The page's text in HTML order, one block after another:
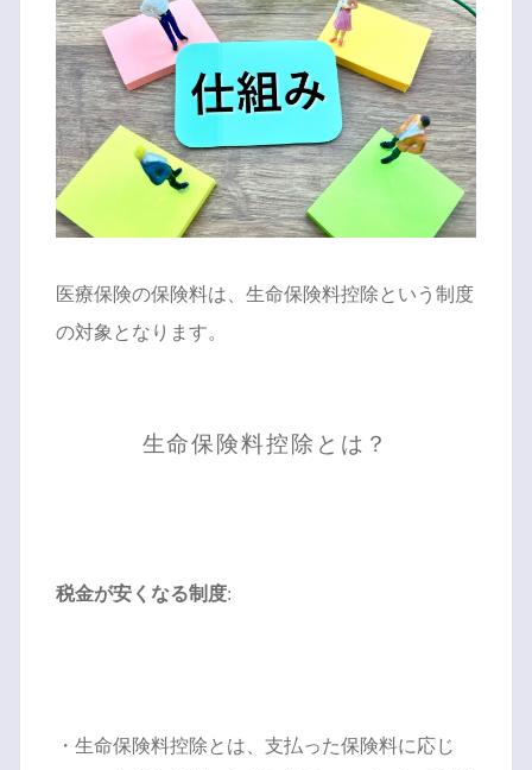
医療保険の保険料は、生命保険料控除という制度
の対象となります。
生命保険料控除とは？
税金が安くなる制度:
・生命保険料控除とは、支払った保険料に応じ